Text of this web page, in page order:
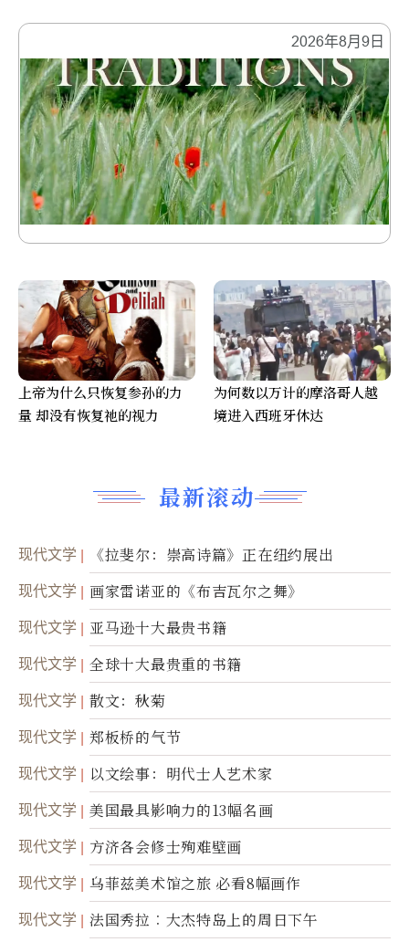
2026年8月9日
最新滚动
现代文学 《拉斐尔：崇高诗篇》正在纽约展出
现代文学 画家雷诺亚的《布吉瓦尔之舞》
现代文学 亚马逊十大最贵书籍
现代文学 全球十大最贵重的书籍
现代文学 散文：秋菊
现代文学 郑板桥的气节
现代文学 以文绘事：明代士人艺术家
现代文学 美国最具影响力的13幅名画
现代文学 方济各会修士殉难壁画
现代文学 乌菲兹美术馆之旅 必看8幅画作
现代文学 法国秀拉︰大杰特岛上的周日下午
上帝为什么只恢复参孙的力
量 却没有恢复祂的视力
为何数以万计的摩洛哥人越
境进入西班牙休达